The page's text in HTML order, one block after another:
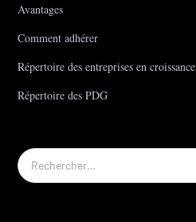
Avantages
Comment adhérer
Répertoire des entreprises en croissance
Répertoire des PDG